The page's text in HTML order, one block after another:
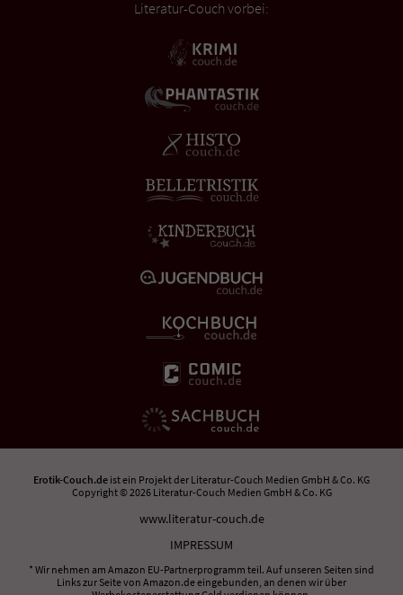
Literatur-Couch vorbei:
Erotik-Couch.de ist ein Projekt der Literatur-Couch Medien GmbH & Co. KG
Copyright © 2026 Literatur-Couch Medien GmbH & Co. KG
www.literatur-couch.de
IMPRESSUM
* Wir nehmen am Amazon EU-Partnerprogramm teil. Auf unseren Seiten sind
Links zur Seite von Amazon.de eingebunden, an denen wir über